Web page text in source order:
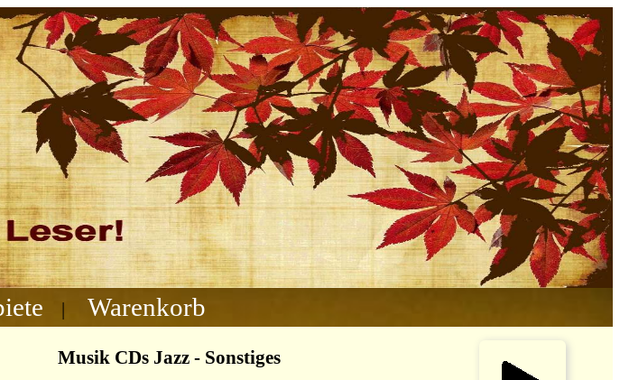
| Warenkorb
Musik CDs Jazz - Sonstiges